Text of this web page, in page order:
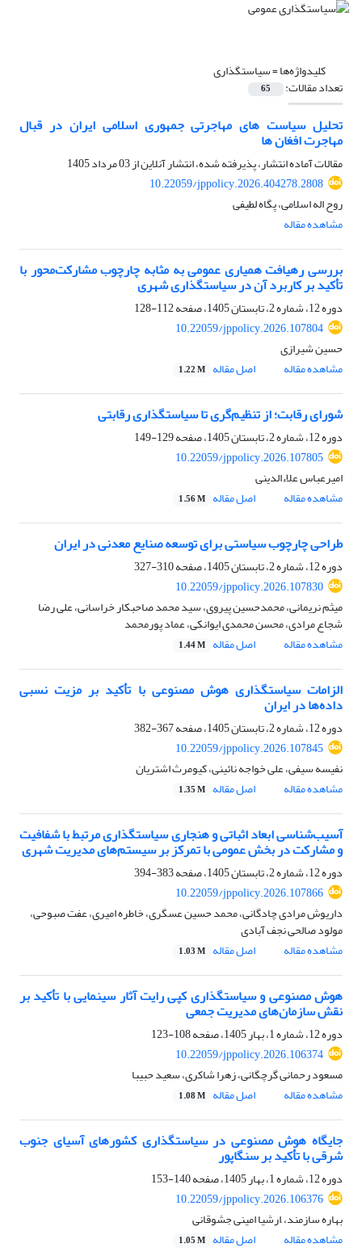
کلیدواژه‌ها =سیاستگذاری
تعداد مقالات: 65
تحلیل سیاست های مهاجرتی جمهوری اسلامی ایران در قبال
مهاجرت افغان ها
مقالات آماده انتشار، پذیرفته شده، انتشار آنلاین از03 مرداد 1405
10.22059/jppolicy.2026.404278.2808
روح اله اسلامی، پگاه لطیفی
مشاهده مقاله
بررسی رهیافت همیاری عمومی به مثابه چارچوب مشارکت‌محور با
تأکید بر کاربرد آن در سیاستگذاری شهری
دوره 12، شماره 2، تابستان 1405، صفحه
112-128
10.22059/jppolicy.2026.107804
حسین شیرازی
مشاهده مقاله
اصل مقاله 1.22 M
شورای رقابت؛ از تنظیم‌گری تا سیاستگذاری رقابتی
دوره 12، شماره 2، تابستان 1405، صفحه
129-149
10.22059/jppolicy.2026.107805
امیرعباس علاءالدینی
مشاهده مقاله
اصل مقاله 1.56 M
طراحی چارچوب سیاستی برای توسعه صنایع معدنی در ایران
دوره 12، شماره 2، تابستان 1405، صفحه
310-327
10.22059/jppolicy.2026.107830
میثم نریمانی، محمدحسین پیروی، سید محمد صاحبکار خراسانی، علی رضا
شجاع مرادی، محسن محمدی ایوانکی، عماد پورمحمد
مشاهده مقاله
اصل مقاله 1.44 M
الزامات سیاستگذاری هوش مصنوعی با تأکید بر مزیت نسبی
داده‌ها در ایران
دوره 12، شماره 2، تابستان 1405، صفحه
367-382
10.22059/jppolicy.2026.107845
نفیسه سیفی، علی خواجه نائینی، کیومرث اشتریان
مشاهده مقاله
اصل مقاله 1.35 M
آسیب‌شناسی ابعاد اثباتی و هنجاری سیاستگذاری‌ مرتبط با شفافیت
و مشارکت در بخش عمومی با تمرکز بر سیستم‌های مدیریت شهری
دوره 12، شماره 2، تابستان 1405، صفحه
383-394
10.22059/jppolicy.2026.107866
داریوش مرادی چادگانی، محمد حسین عسگری، خاطره امیری، عفت صبوحی،
مولود صالحی نجف آبادی
مشاهده مقاله
اصل مقاله 1.03 M
هوش مصنوعی و سیاستگذاری کپی رایت آثار سینمایی با تأکید بر
نقش سازمان‌های مدیریت جمعی
دوره 12، شماره 1، بهار 1405، صفحه
108-123
10.22059/jppolicy.2026.106374
مسعود رحمانی گرچگانی، زهرا شاکری، سعید حبیبا
مشاهده مقاله
اصل مقاله 1.08 M
جایگاه هوش مصنوعی در سیاستگذاری کشورهای آسیای جنوب
شرقی با تأکید بر سنگاپور
دوره 12، شماره 1، بهار 1405، صفحه
140-153
10.22059/jppolicy.2026.106376
بهاره سازمند، ,ارشیا امینی جشوقانی
مشاهده مقاله
اصل مقاله 1.05 M